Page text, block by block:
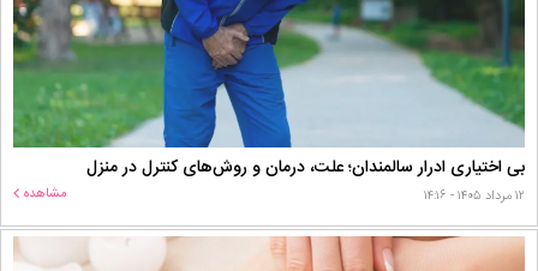
بی اختیاری ادرار سالمندان؛ علت، درمان و روش‌های کنترل در منزل
۱۲ مرداد ۱۴۰۵ - ۱۴:۱۶ مشاهده